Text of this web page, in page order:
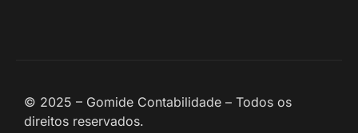
© 2025 – Gomide Contabilidade – Todos os
direitos reservados.